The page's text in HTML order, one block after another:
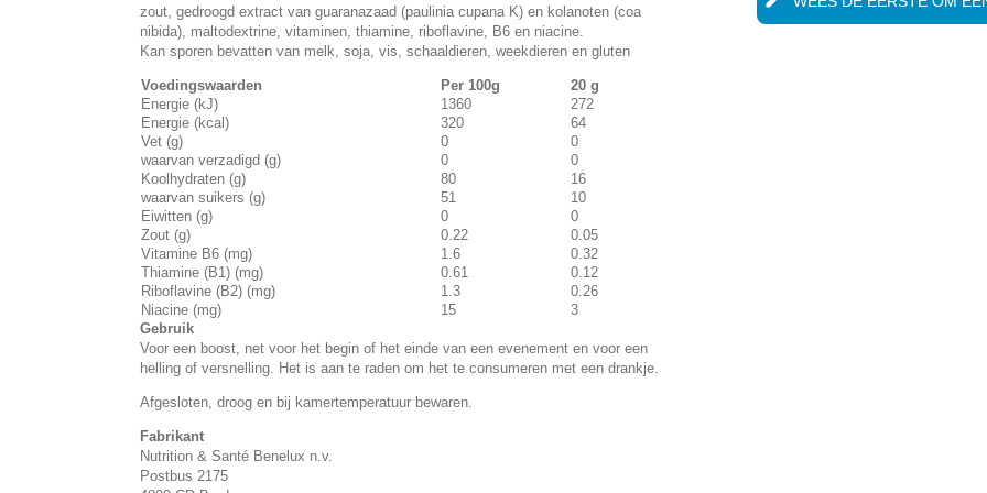
zout, gedroogd extract van guaranazaad (paulinia cupana K) en kolanoten (coa
nibida), maltodextrine, vitaminen, thiamine, riboflavine, B6 en niacine.
Kan sporen bevatten van melk, soja, vis, schaaldieren, weekdieren en gluten
Voedingswaarden Per 100g
20 g
Energie (kJ)
1360
272
Energie (kcal)
320
64
Vet (g)
0
0
waarvan verzadigd (g)
0
0
Koolhydraten (g)
80
16
waarvan suikers (g)
51
10
Eiwitten (g)
0
0
Zout (g)
0.22
0.05
Vitamine B6 (mg)
1.6
0.32
Thiamine (B1) (mg)
0.61
0.12
Riboflavine (B2) (mg)
1.3
0.26
Niacine (mg)
15
3
Gebruik
Voor een boost, net voor het begin of het einde van een evenement en voor een
helling of versnelling. Het is aan te raden om het te consumeren met een drankje.
Afgesloten, droog en bij kamertemperatuur bewaren.
Fabrikant
Nutrition & Santé Benelux n.v.
Postbus 2175